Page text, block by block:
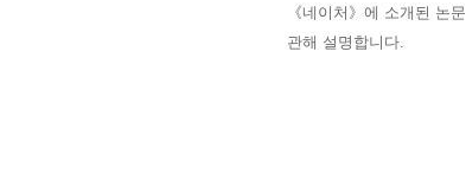
《네이처 》 에 소개된 논문
관해 설명합니다.